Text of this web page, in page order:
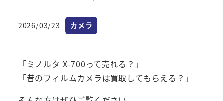
投稿日
2026/03/23 カテゴリー
カメラ
「ミノルタ X-700って売れる？」
「昔のフィルムカメラは買取してもらえる？」